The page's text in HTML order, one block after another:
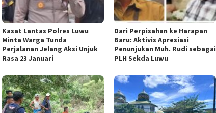
Kasat Lantas Polres Luwu
Minta Warga Tunda
Perjalanan Jelang Aksi Unjuk
Rasa 23 Januari
Dari Perpisahan ke Harapan
Baru: Aktivis Apresiasi
Penunjukan Muh. Rudi sebagai
PLH Sekda Luwu